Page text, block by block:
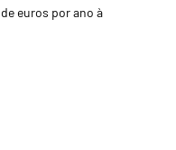
euros por ano à